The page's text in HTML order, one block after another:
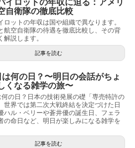
イロットの年収に迫る：アメリ
自衛隊の徹底比較
ロットの年収は国や組織で異なります。
航空自衛隊の待遇を徹底比較し、その背
解説します。
記事を読む
は何の日？〜明日の会話がちょ
くなる雑学の旅〜
何の日？日本の技術発展の礎「専売特許の
世界では第二次大戦終結を決定づけた日
ハル・ベリーや蒼井優の誕生日、フェラ
の命日など、明日が楽しみになる雑学を
記事を読む